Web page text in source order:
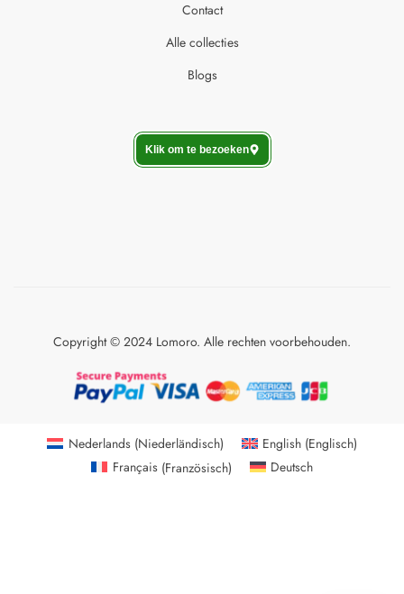
Contact
Alle collecties
Blogs
Klik om te bezoeken
Copyright © 2024 Lomoro. Alle rechten voorbehouden.
Nederlands(Niederländisch) English (Englisch)
Français(Französisch) Deutsch